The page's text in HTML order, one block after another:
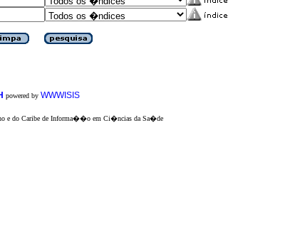
powered by WWWISIS
e do Caribe de Informa��o em Ci�ncias da Sa�de